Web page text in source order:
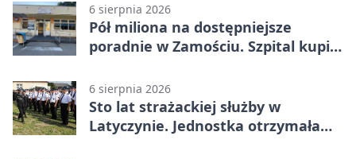
6 sierpnia 2026
Pół miliona na dostępniejsze
poradnie w Zamościu. Szpital kupi
6 sierpnia 2026
Sto lat strażackiej służby w
Latyczynie. Jednostka otrzymała